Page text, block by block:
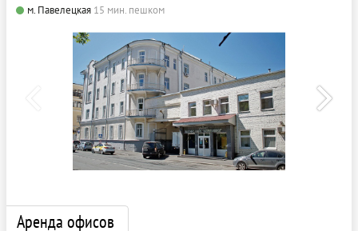
м. Павелецкая 15 мин. пешком
Аренда офисов